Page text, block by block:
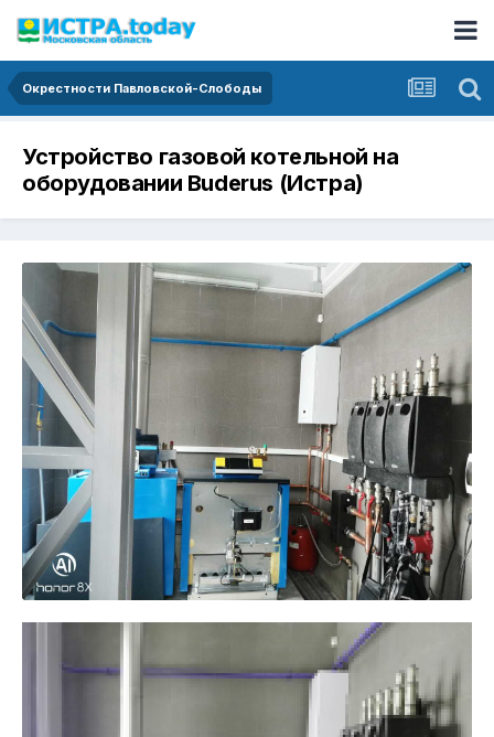
Окрестности Павловской-Слободы
Устройство газовой котельной на
оборудовании Buderus (Истра)